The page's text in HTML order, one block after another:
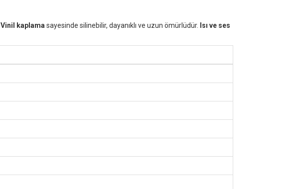
Vinil kaplama sayesinde silinebilir, dayanıklı ve uzun ömürlüdür.
Isı ve ses